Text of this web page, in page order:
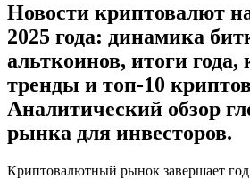
Новости криптовалют
2025 года: динамика
альткоинов, итоги
тренды и топ-10
Аналитический обзор
рынка для инвесторов.
Криптовалютный рынок завершает